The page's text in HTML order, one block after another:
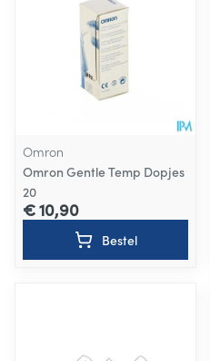
Omron
Omron Gentle Temp Dopjes
20
€ 10,90
Bestel